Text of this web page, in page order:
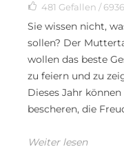
481 Gefallen /
Sie wissen nicht,
sollen? Der
wollen das beste
zu feiern und zu
Dieses Jahr
bescheren, die
Weiter lesen